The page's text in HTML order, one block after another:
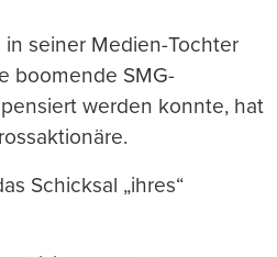
seiner Medien-Tochter
boomende SMG-
werden konnte, hat
Schicksal „ihres“